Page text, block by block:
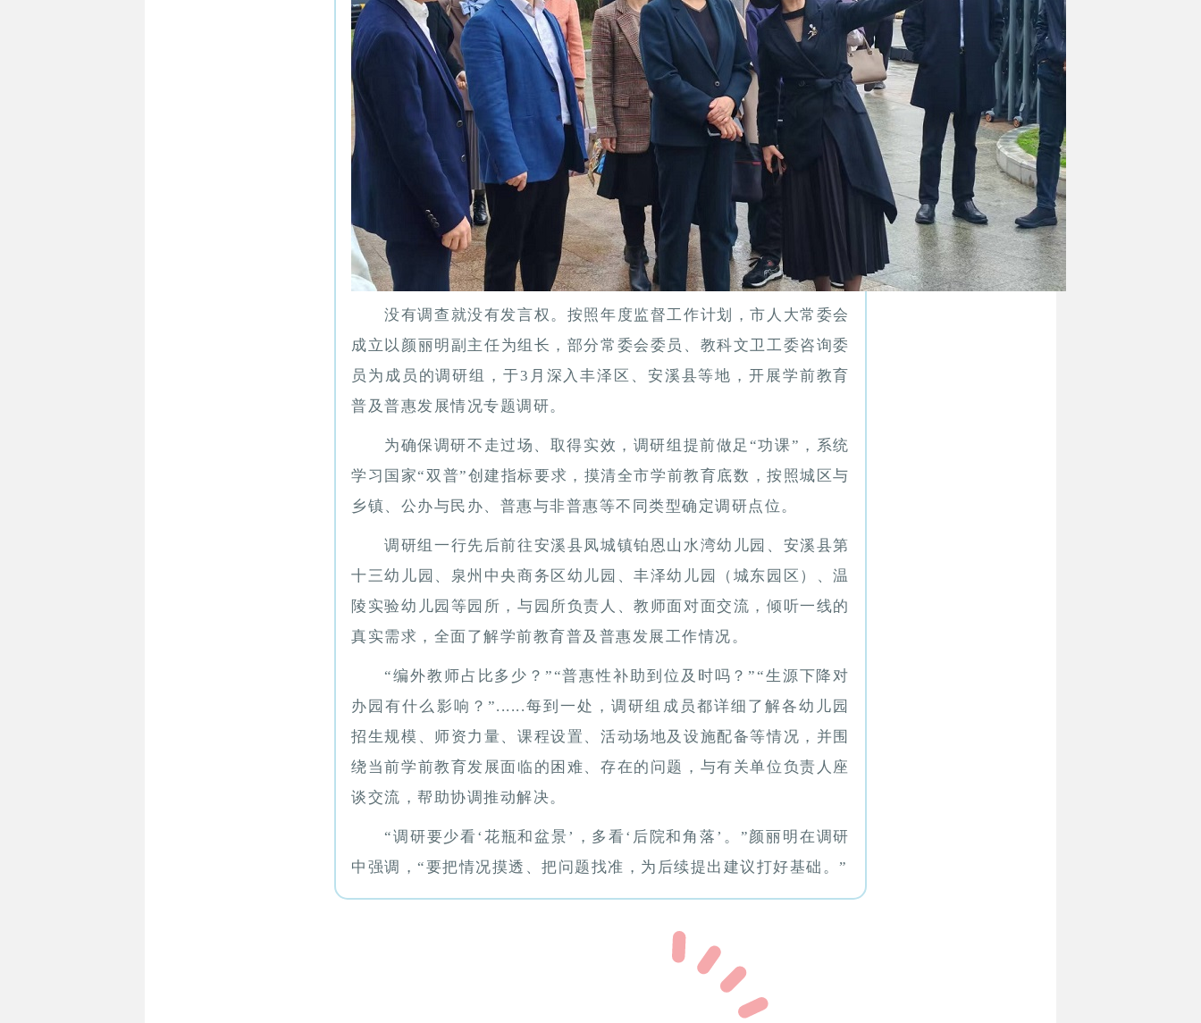
没有调查就没有发言权。按照年度监督工作计划，市人大常委会
成立以 颜丽明 副主任为组长，部分常委会委员、教科文卫工委咨询委
员为成员的调研组，于3月深入丰泽区、安溪县等地，开展学前教育
普及普惠发展情况专题调研。
为确保调研不走过场、取得实效，调研组提前做足“功课”，系统
学习国家“双普”创建指标要求，摸清全市学前教育底数，按照城区与
乡镇、公办与民办、普惠与非普惠等不同类型确定调研点位。
调研组一行先后前往安溪县凤城镇铂恩山水湾幼儿园、安溪县第
十三幼儿园、泉州中央商务区幼儿园、丰泽幼儿园（城东园区）、温
陵实验幼儿园等园所，与园所负责人、教师面对面交流，倾听一线的
真实需求，全面了解学前教育普及普惠发展工作情况。
“编外教师占比多少？”“普惠性补助到位及时吗？”“生源下降对
办园有什么影响？”......每到一处，调研组成员都详细了解各幼儿园
招生规模、师资力量、课程设置、活动场地及设施配备等情况，并围
绕当前学前教育发展面临的困难、存在的问题，与有关单位负责人座
谈交流，帮助协调推动解决。
“调研要少看‘花瓶和盆景’，多看‘后院和角落’。”颜丽明在调研
中强调，“要把情况摸透、把问题找准，为后续提出建议打好基础。”